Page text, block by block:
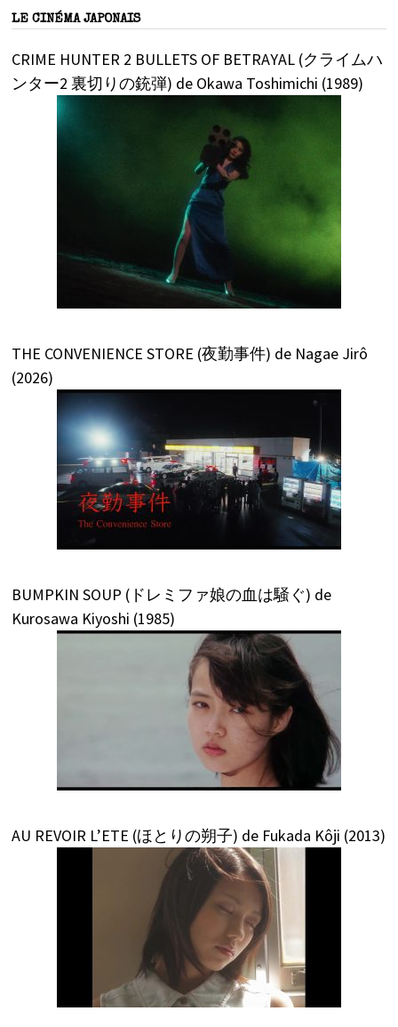
LE CINÉMA JAPONAIS
CRIME HUNTER 2 BULLETS OF BETRAYAL (クライムハ
ンター2 裏切りの銃弾) de Okawa Toshimichi (1989)
THE CONVENIENCE STORE (夜勤事件) de Nagae Jirô
(2026)
BUMPKIN SOUP (ドレミファ娘の血は騒ぐ) de
Kurosawa Kiyoshi (1985)
AU REVOIR L’ETE (ほとりの朔子) de Fukada Kôji (2013)